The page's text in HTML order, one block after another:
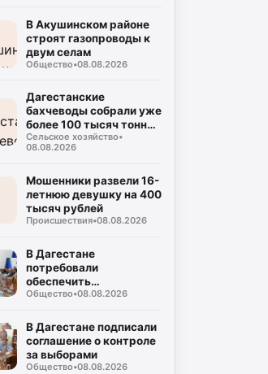
В Акушинском районе
строят газопроводы к
двум селам
Общество•08.08.2026
Дагестанские
бахчеводы собрали уже
более 100 тысяч тонн
арбузов
Сельское хозяйство•
08.08.2026
Мошенники развели 16-
летнюю девушку на 400
тысяч рублей
Происшествия•08.08.2026
В Дагестане
потребовали
обеспечить
безналичную оплату
автобусах
Общество•08.08.2026
В Дагестане подписали
соглашение о контроле
за выборами
Общество•08.08.2026